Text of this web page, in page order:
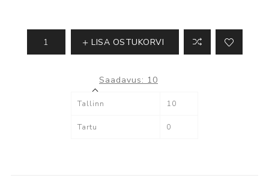
LISA OSTUKORVI
Saadavus: 10
Tallinn 10
Tartu 0